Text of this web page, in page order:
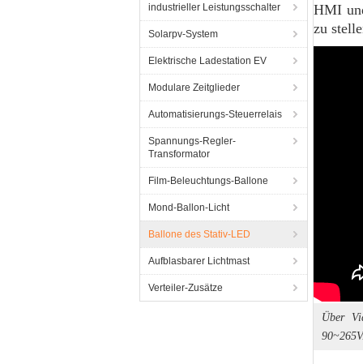
industrieller Leistungsschalter
Solarpv-System
Elektrische Ladestation EV
Modulare Zeitglieder
Automatisierungs-Steuerrelais
Spannungs-Regler-
Transformator
Film-Beleuchtungs-Ballone
Mond-Ballon-Licht
Ballone des Stativ-LED
Aufblasbarer Lichtmast
Verteiler-Zusätze
HMI
zu
Über